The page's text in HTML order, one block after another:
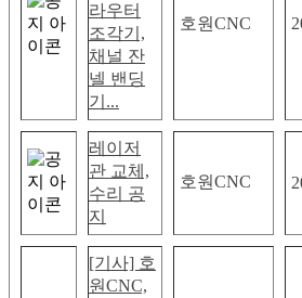
라우터
조각기,
채널 잔
넬 밴딩
기...
호원CNC
레이저
관 교체,
수리 공
지
호원CNC
[기사] 호
원CNC,